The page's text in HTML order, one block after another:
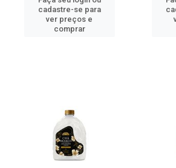
cadastre-se para
ver preços e
comprar